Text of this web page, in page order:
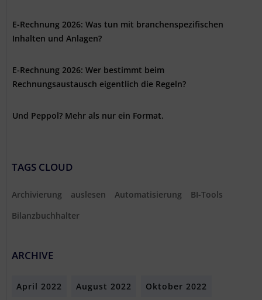
E-Rechnung 2026: Was tun mit branchenspezifischen
Inhalten und Anlagen?
E-Rechnung 2026: Wer bestimmt beim
Rechnungsaustausch eigentlich die Regeln?
Und Peppol? Mehr als nur ein Format.
TAGS CLOUD
Archivierung auslesen Automatisierung
BI-Tools
Bilanzbuchhalter
ARCHIVE
April 2022 August 2022 Oktober 2022